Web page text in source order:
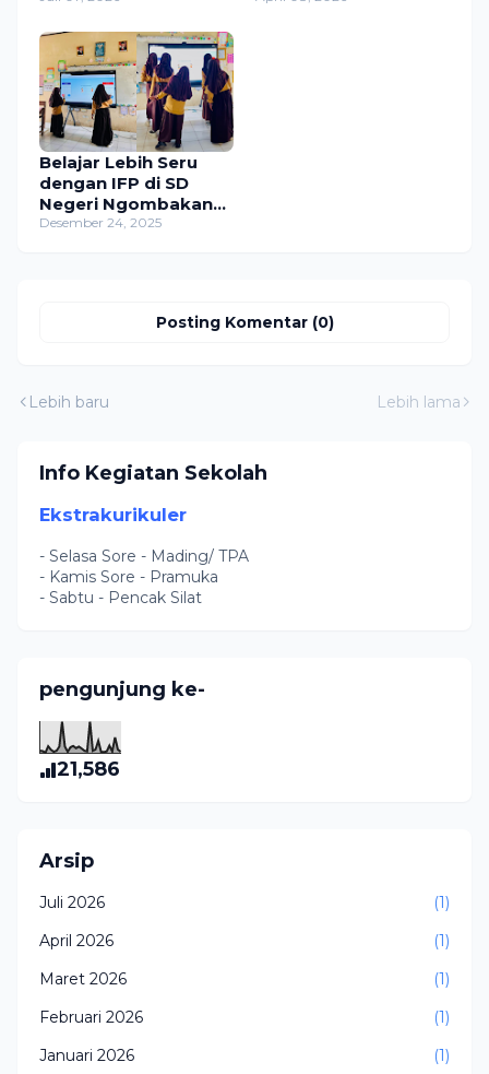
Belajar Lebih Seru
dengan IFP di SD
Negeri Ngombakan
02
Desember 24, 2025
Posting Komentar (0)
Lebih baru Lebih lama
Info Kegiatan Sekolah
Ekstrakurikuler
- Selasa Sore - Mading/ TPA
- Kamis Sore - Pramuka
- Sabtu - Pencak Silat
pengunjung ke-
21,586
Arsip
Juli 2026
(1)
April 2026
(1)
Maret 2026
(1)
Februari 2026
(1)
Januari 2026
(1)